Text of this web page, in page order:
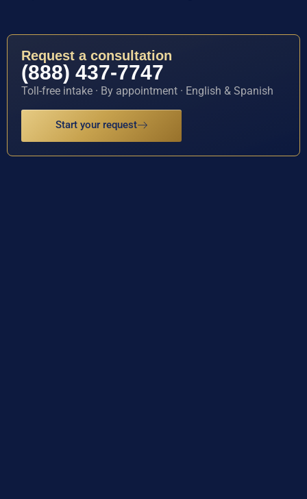
Request a consultation
(888) 437-7747
Toll-free intake · By appointment · English & Spanish
Start your request